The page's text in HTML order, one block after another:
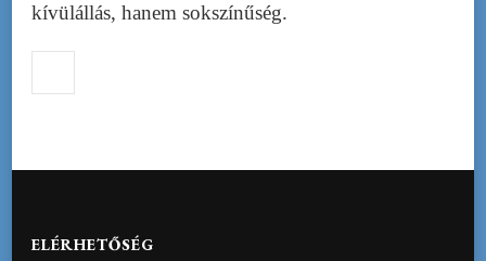
kívülállás, hanem sokszínűség.
ELÉRHETŐSÉG